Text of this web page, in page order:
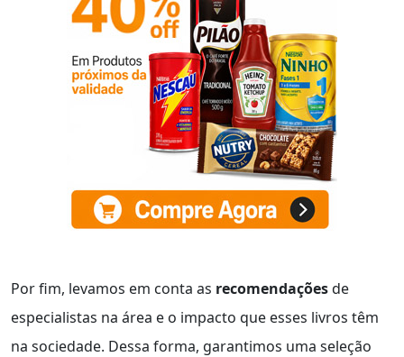
Por fim, levamos em conta as recomendaçõesde
especialistas na área e o impacto que esses livros têm
na sociedade. Dessa forma, garantimos uma seleção